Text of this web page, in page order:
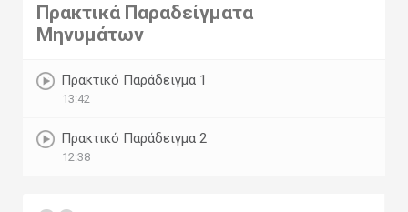
Πρακτικά Παραδείγματα
Μηνυμάτων
Πρακτικό Παράδειγμα 1
13:42
Πρακτικό Παράδειγμα 2
12:38